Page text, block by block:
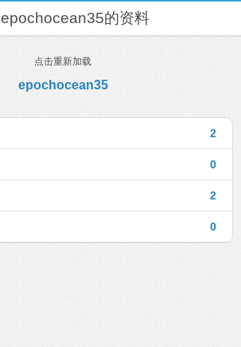
epochocean35的资料
点击重新加载
epochocean35
2
0
2
0